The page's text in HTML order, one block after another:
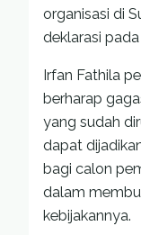
organisasi di
deklarasi
Irfan Fathila
berharap
yang sudah
dapat
bagi calon
dalam
kebijakannya.